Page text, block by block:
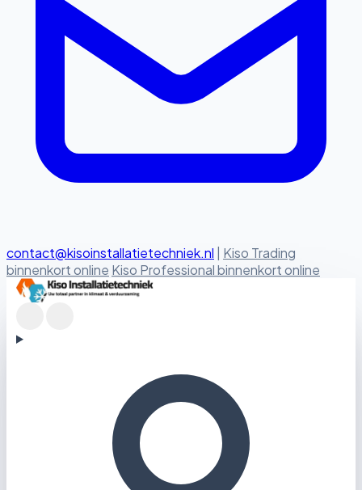
contact@kisoinstallatietechniek.nl
Kiso Trading
binnenkort online Kiso Professional binnenkort online